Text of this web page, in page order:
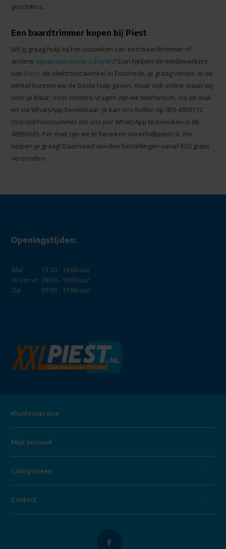
geschikt is.
Een baardtrimmer kopen bij Piest
Wil jij graag hulp bij het uitzoeken van een baardtrimmer of
andere apparaten om te scheren? Dan helpen de medewerkers
van Piest, de elektronicawinkel in Enschede, je graag verder. In de
winkel kunnen we de beste hulp geven, maar ook online staan wij
voor je klaar. Voor verdere vragen zijn we telefonisch, via de mail
en via WhatsApp bereikbaar. Je kan ons bellen op 053-4359112.
Ons telefoonnummer om ons per WhatsApp te bereiken is 06-
48956035. Per mail zijn we te bereiken via info@piest.nl. We
helpen je graag! Daarnaast worden bestellingen vanaf €50 gratis
verzonden.
Openingstijden:
Ma:
13:30 - 18:00 uur
Di t/m vr: 09:30 - 18:00 uur
Za:
09:00 - 17:00 uur
Klantenservice
Mijn account
Categorieën
Contact